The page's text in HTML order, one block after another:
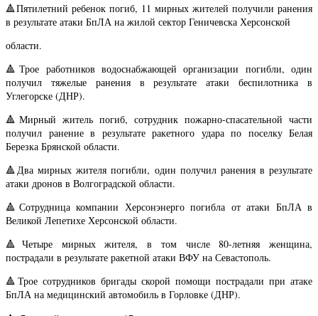
🔺Пятилетний ребенок погиб, 11 мирных жителей получили ранения
в результате атаки БпЛА на жилой сектор Геничевска Херсонской
области.
🔺Трое работников водоснабжающей организации погибли, один
получил тяжелые ранения в результате атаки беспилотника в
Углегорске (ДНР).
🔺Мирный житель погиб, сотрудник пожарно-спасательной части
получил ранение в результате ракетного удара по поселку Белая
Березка Брянской области.
🔺Два мирных жителя погибли, один получил ранения в результате
атаки дронов в Волгоградской области.
🔺Сотрудница компании Херсонэнерго погибла от атаки БпЛА в
Великой Лепетихе Херсонской области.
🔺Четыре мирных жителя, в том числе 80-летняя женщина,
пострадали в результате ракетной атаки ВФУ на Севастополь.
🔺Трое сотрудников бригады скорой помощи пострадали при атаке
БпЛА на медицинский автомобиль в Горловке (ДНР).